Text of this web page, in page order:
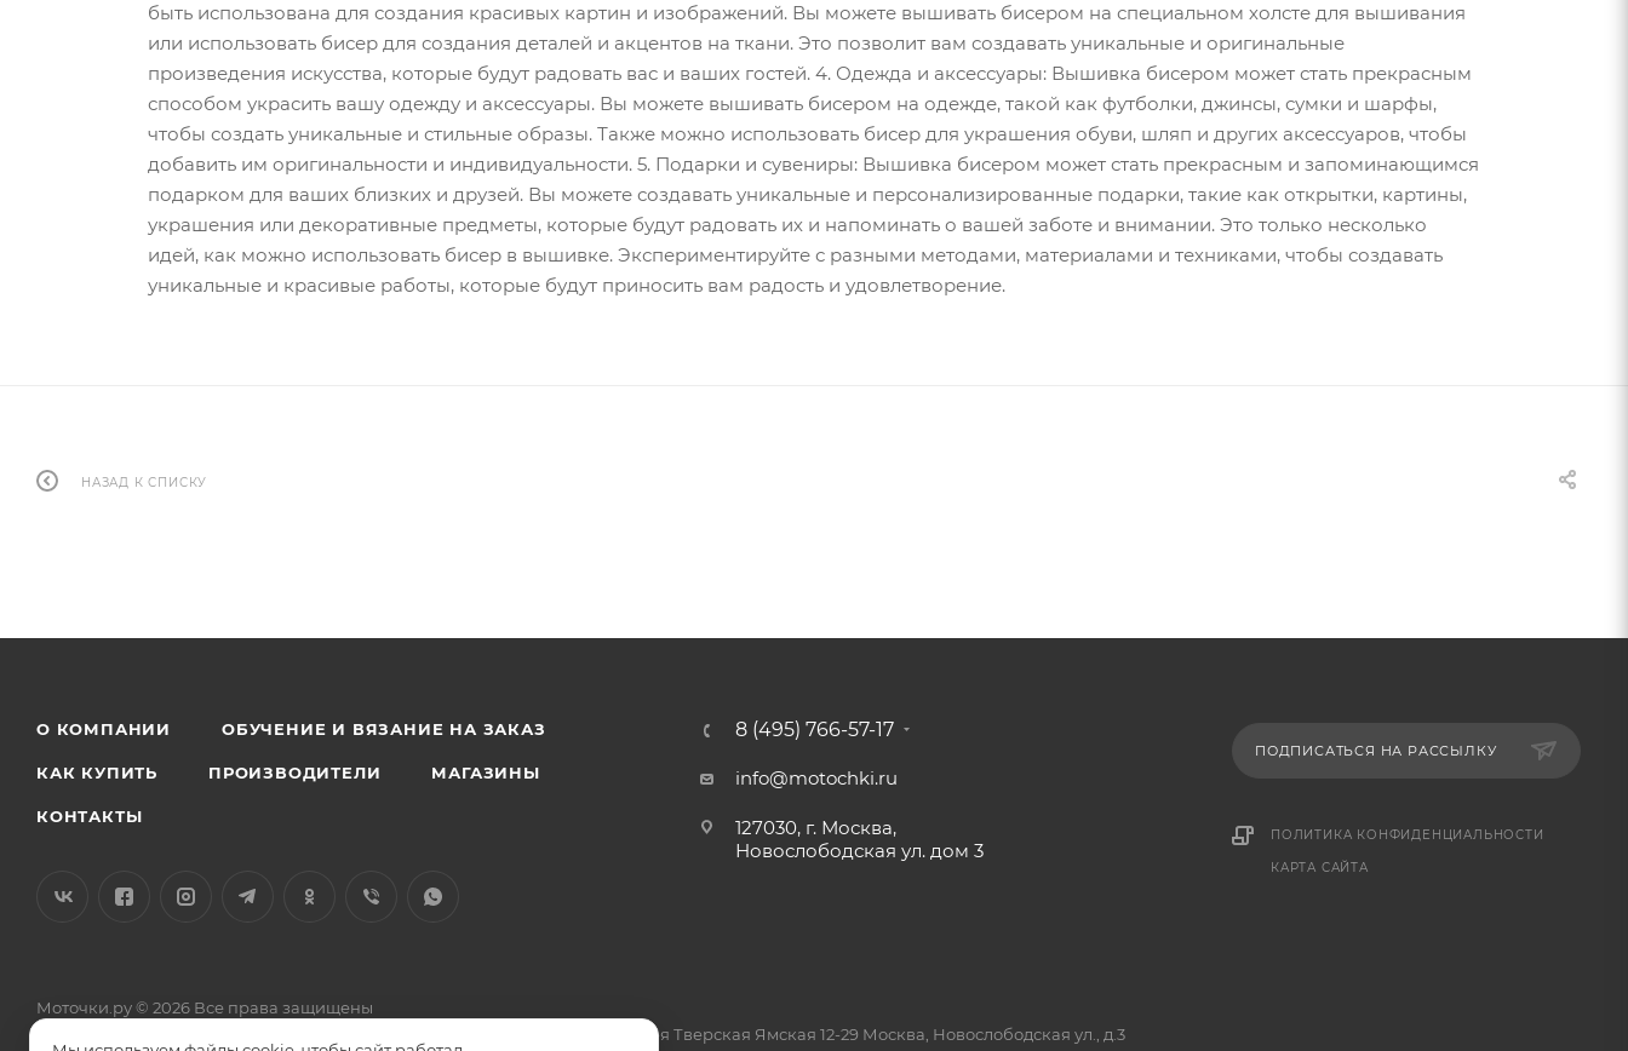
быть использована для создания красивых картин и изображений. Вы можете вышивать бисером на специальном холсте для вышивания
или использовать бисер для создания деталей и акцентов на ткани. Это позволит вам создавать уникальные и оригинальные
произведения искусства, которые будут радовать вас и ваших гостей. 4. Одежда и аксессуары: Вышивка бисером может стать прекрасным
способом украсить вашу одежду и аксессуары. Вы можете вышивать бисером на одежде, такой как футболки, джинсы, сумки и шарфы,
чтобы создать уникальные и стильные образы. Также можно использовать бисер для украшения обуви, шляп и других аксессуаров, чтобы
добавить им оригинальности и индивидуальности. 5. Подарки и сувениры: Вышивка бисером может стать прекрасным и запоминающимся
подарком для ваших близких и друзей. Вы можете создавать уникальные и персонализированные подарки, такие как открытки, картины,
украшения или декоративные предметы, которые будут радовать их и напоминать о вашей заботе и внимании. Это только несколько
идей, как можно использовать бисер в вышивке. Экспериментируйте с разными методами, материалами и техниками, чтобы создавать
уникальные и красивые работы, которые будут приносить вам радость и удовлетворение.
НАЗАД К СПИСКУ
О КОМПАНИИ ОБУЧЕНИЕ И ВЯЗАНИЕ НА ЗАКАЗ
КАК КУПИТЬ ПРОИЗВОДИТЕЛИ МАГАЗИНЫ
КОНТАКТЫ
8 (495) 766-57-17
info@motochki.ru
127030, г. Москва,
Новослободская ул. дом 3
ПОДПИСАТЬСЯ НА РАССЫЛКУ
ПОЛИТИКА КОНФИДЕНЦИАЛЬНОСТИ
КАРТА САЙТА
Моточки.ру © 2026 Все права защищены
Общество с ограниченной ответственностью «Силкетекс» 125047, Москва, 3-я Тверская Ямская 12-29 Москва, Новослободская ул., д.3